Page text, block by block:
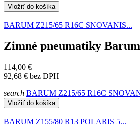
Vložiť do košíka
BARUM Z215/65 R16C SNOVANIS...
Zimné pneumatiky
114,00 €
92,68 € bez DPH
search BARUM Z215/65 R16C
Vložiť do košíka
BARUM Z155/80 R13 POLARIS 5...